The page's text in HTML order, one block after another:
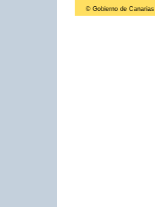
© Gobierno de Canarias